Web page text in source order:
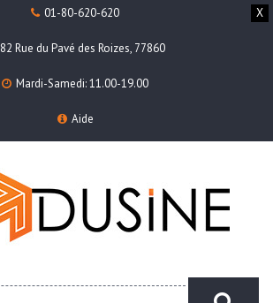
X
01-80-620-620
82 Rue du Pavé des Roizes, 77860
Mardi-Samedi: 11.00-19.00
Aide